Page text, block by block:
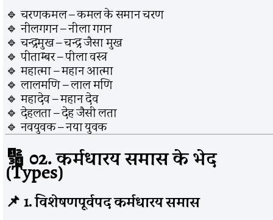
🔹 चरणकमल – कमल के समान चरण
🔹 नीलगगन – नीला गगन
🔹 चन्द्रमुख – चन्द्र जैसा मुख
🔹 पीताम्बर – पीला वस्त्र
🔹 महात्मा – महान आत्मा
🔹 लालमणि – लाल मणि
🔹 महादेव – महान देव
🔹 देहलता – देह जैसी लता
🔹 नवयुवक – नया युवक
🔢 02. कर्मधारय समास के भेद
(Types)
📌1. विशेषणपूर्वपद कर्मधारय समास